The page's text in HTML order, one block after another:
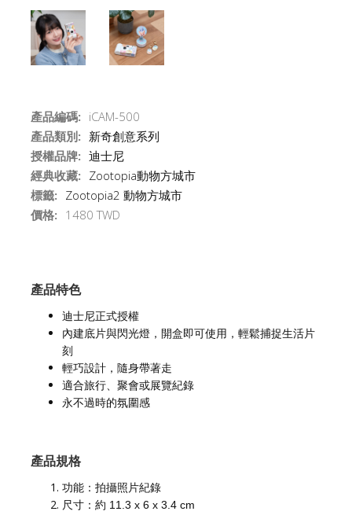
產品編碼: iCAM-500
產品類別: 新奇創意系列
授權品牌: 迪士尼
經典收藏: Zootopia動物方城市
標籤: Zootopia2 動物方城市
價格: 1480 TWD
產品特色
迪士尼正式授權
內建底片與閃光燈，開盒即可使用，輕鬆捕捉生活片
刻
輕巧設計，隨身帶著走
適合旅行、聚會或展覽紀錄
永不過時的氛圍感
產品規格
功能：拍攝照片紀錄
尺寸：約 11.3 x 6 x 3.4 cm